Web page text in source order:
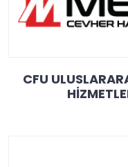
CFU